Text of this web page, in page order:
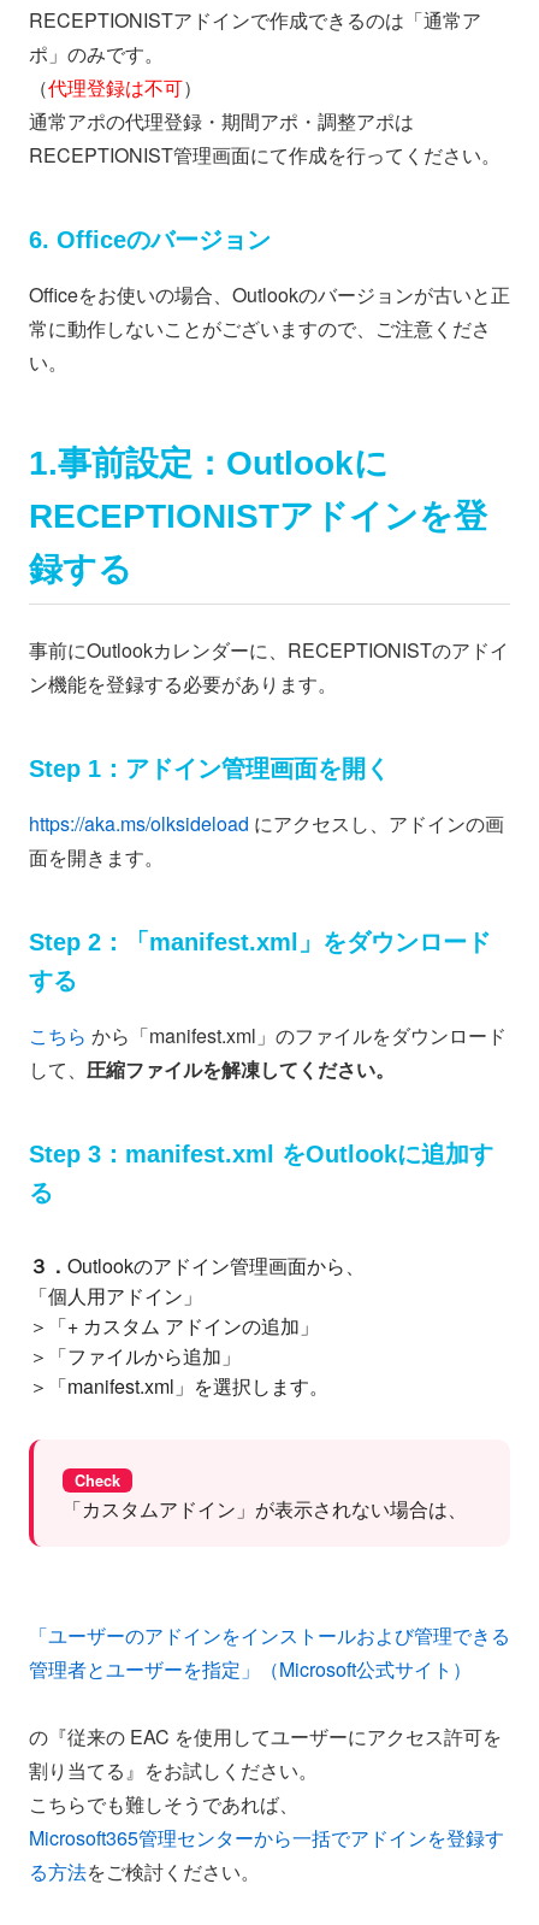
RECEPTIONISTアドインで作成できるのは「通常ア
ポ」のみです。
（代理登録は不可）
通常アポの代理登録・期間アポ・調整アポは
RECEPTIONIST管理画面にて作成を行ってください。
6. Officeのバージョン
Officeをお使いの場合、Outlookのバージョンが古いと正
常に動作しないことがございますので、ご注意くださ
い。
1.事前設定：Outlookに
RECEPTIONISTアドインを登
録する
事前にOutlookカレンダーに、RECEPTIONISTのアドイ
ン機能を登録する必要があります。
Step 1：アドイン管理画面を開く
https://aka.ms/olksideload にアクセスし、アドインの画
面を開きます。
Step 2：「manifest.xml」をダウンロード
する
こちら から「manifest.xml」のファイルをダウンロード
して、 圧縮ファイルを解凍してください。
Step 3：manifest.xml をOutlookに追加す
る
３． Outlookのアドイン管理画面から、
「個人用アドイン」
＞「+ カスタム アドインの追加」
＞「ファイルから追加」
＞「manifest.xml」を選択します。
Check
「カスタムアドイン」が表示されない場合は、
「ユーザーのアドインをインストールおよび管理できる
管理者とユーザーを指定」（Microsoft公式サイト）
の『従来の EAC を使用してユーザーにアクセス許可を
割り当てる』をお試しください。
こちらでも難しそうであれば、
Microsoft365管理センターから一括でアドインを登録す
る方法をご検討ください。